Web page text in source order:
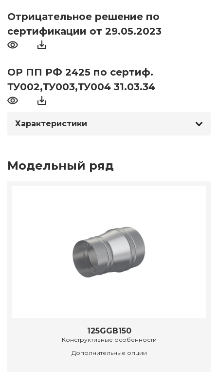
Отрицательное решение по
сертификации от 29.05.2023
ОР ПП РФ 2425 по сертиф.
ТУ002,ТУ003,ТУ004 31.03.34
Характеристики
Модельный ряд
125GGB150
Конструктивные особенности
Дополнительные опции